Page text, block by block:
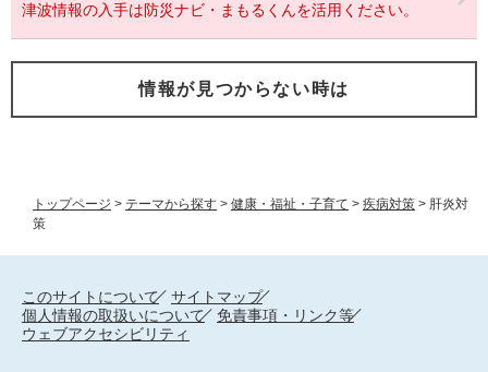
トップページ > テーマから探す > 健康・福祉・子育て > 疾病対策 > 肝炎対
策
津波情報の入手は防災ナビ・まもるくんを活用ください。
情報が見つからない時は
このサイトについて
サイトマップ
個人情報の取扱いについて
免責事項・リンク等
ウェブアクセシビリティ